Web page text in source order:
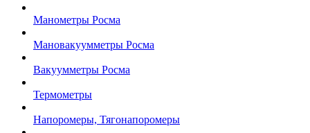
Манометры Росма
Мановакуумметры Росма
Вакуумметры Росма
Термометры
Напоромеры, Тягонапоромеры